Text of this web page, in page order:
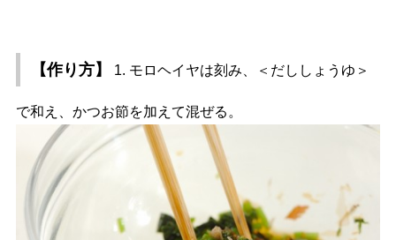
【作り方】 1. モロヘイヤは刻み、＜だししょうゆ＞
で和え、かつお節を加えて混ぜる。